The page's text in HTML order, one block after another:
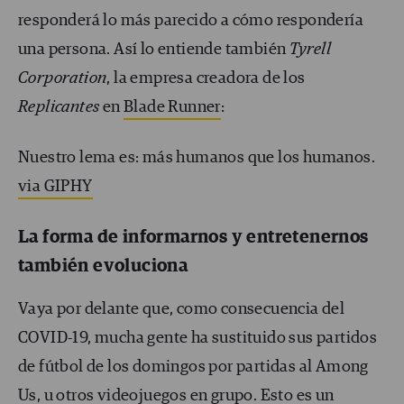
responderá lo más parecido a cómo respondería
una persona. Así lo entiende también Tyrell
Corporation, la empresa creadora de los
Replicantes enBlade Runner:
Nuestro lema es: más humanos que los humanos.
via GIPHY
La forma de informarnos y entretenernos
también evoluciona
Vaya por delante que, como consecuencia del
COVID-19, mucha gente ha sustituido sus partidos
de fútbol de los domingos por partidas al Among
Us, u otros videojuegos en grupo. Esto es un